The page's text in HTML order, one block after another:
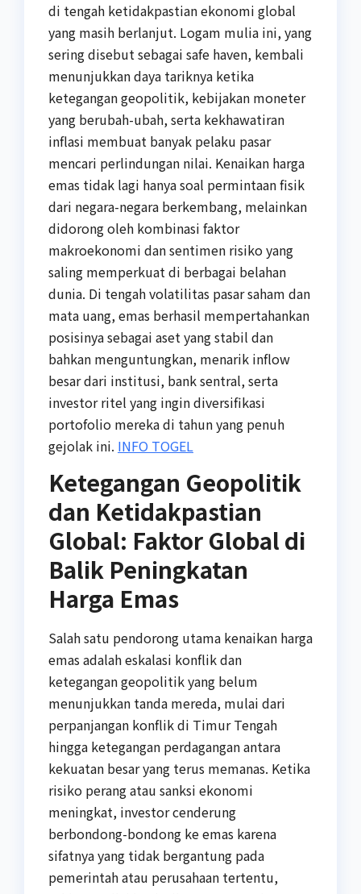
di tengah ketidakpastian ekonomi global
yang masih berlanjut. Logam mulia ini, yang
sering disebut sebagai safe haven, kembali
menunjukkan daya tariknya ketika
ketegangan geopolitik, kebijakan moneter
yang berubah-ubah, serta kekhawatiran
inflasi membuat banyak pelaku pasar
mencari perlindungan nilai. Kenaikan harga
emas tidak lagi hanya soal permintaan fisik
dari negara-negara berkembang, melainkan
didorong oleh kombinasi faktor
makroekonomi dan sentimen risiko yang
saling memperkuat di berbagai belahan
dunia. Di tengah volatilitas pasar saham dan
mata uang, emas berhasil mempertahankan
posisinya sebagai aset yang stabil dan
bahkan menguntungkan, menarik inflow
besar dari institusi, bank sentral, serta
investor ritel yang ingin diversifikasi
portofolio mereka di tahun yang penuh
gejolak ini. INFO TOGEL
Ketegangan Geopolitik
dan Ketidakpastian
Global: Faktor Global di
Balik Peningkatan
Harga Emas
Salah satu pendorong utama kenaikan harga
emas adalah eskalasi konflik dan
ketegangan geopolitik yang belum
menunjukkan tanda mereda, mulai dari
perpanjangan konflik di Timur Tengah
hingga ketegangan perdagangan antara
kekuatan besar yang terus memanas. Ketika
risiko perang atau sanksi ekonomi
meningkat, investor cenderung
berbondong-bondong ke emas karena
sifatnya yang tidak bergantung pada
pemerintah atau perusahaan tertentu,